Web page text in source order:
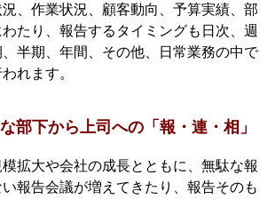
、作業状況、顧客動向、予算実績、部
たり、報告するタイミングも日次、週
半期、年間、その他、日常業務の中で
れます。
部下から上司への「報・連・相」
拡大や会社の成長とともに、無駄な報
報告会議が増えてきたり、報告そのも